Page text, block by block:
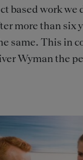
based work we
more than six
same. This in
Wyman the